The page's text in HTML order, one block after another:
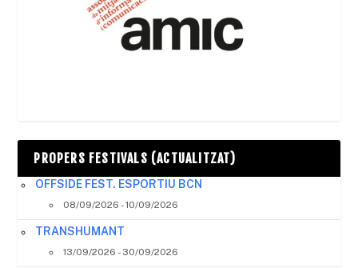
PROPERS FESTIVALS (ACTUALITZAT)
OFFSIDE FEST. ESPORTIU BCN
08/09/2026 - 10/09/2026
TRANSHUMANT
13/09/2026 - 30/09/2026